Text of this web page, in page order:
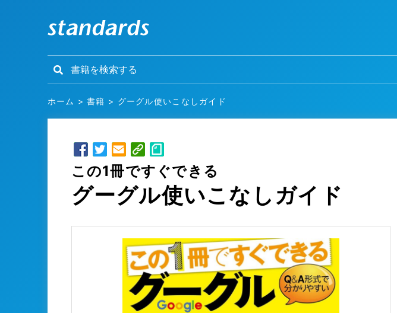
ホーム >書籍 > グーグル使いこなしガイド
この1冊ですぐできる
グーグル使いこなしガイド